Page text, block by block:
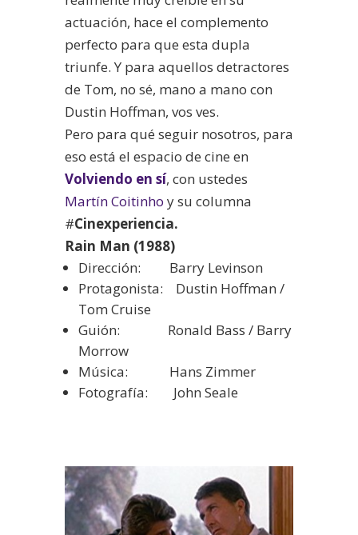
actuación, hace el complemento
perfecto para que esta dupla
triunfe. Y para aquellos detractores
de Tom, no sé, mano a mano con
Dustin Hoffman, vos ves.
Pero para qué seguir nosotros, para
eso está el espacio de cine en
Volviendo en sí, con ustedes
Martín Coitinho y su columna
#Cinexperiencia.
Rain Man (1988)
Dirección: Barry Levinson
Protagonista: Dustin Hoffman /
Tom Cruise
Guión: Ronald Bass / Barry
Morrow
Música: Hans Zimmer
Fotografía: John Seale